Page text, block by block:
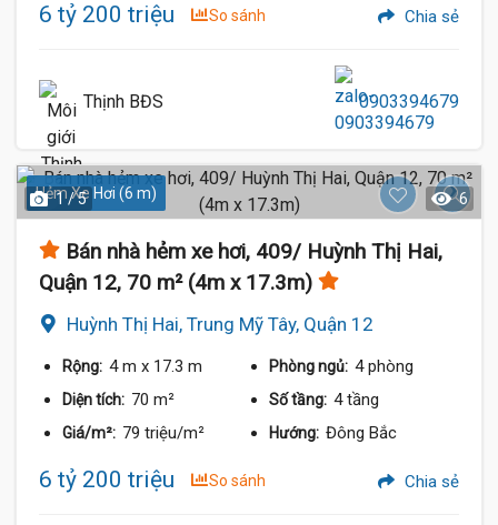
6 tỷ 200 triệu So sánh Chia sẻ
Thịnh BĐS 0903394679
Hẻm Xe Hơi (6 m)
1 / 5 6
Bán nhà hẻm xe hơi, 409/ Huỳnh Thị Hai,
Quận 12, 70 m² (4m x 17.3m)
Huỳnh Thị Hai, Trung Mỹ Tây, Quận 12
Rộng: 4 m x 17.3 m Phòng ngủ: 4 phòng
Diện tích: 70 m² Số tầng: 4 tầng
Giá/m²: 79 triệu/m² Hướng: Đông Bắc
6 tỷ 200 triệu So sánh Chia sẻ